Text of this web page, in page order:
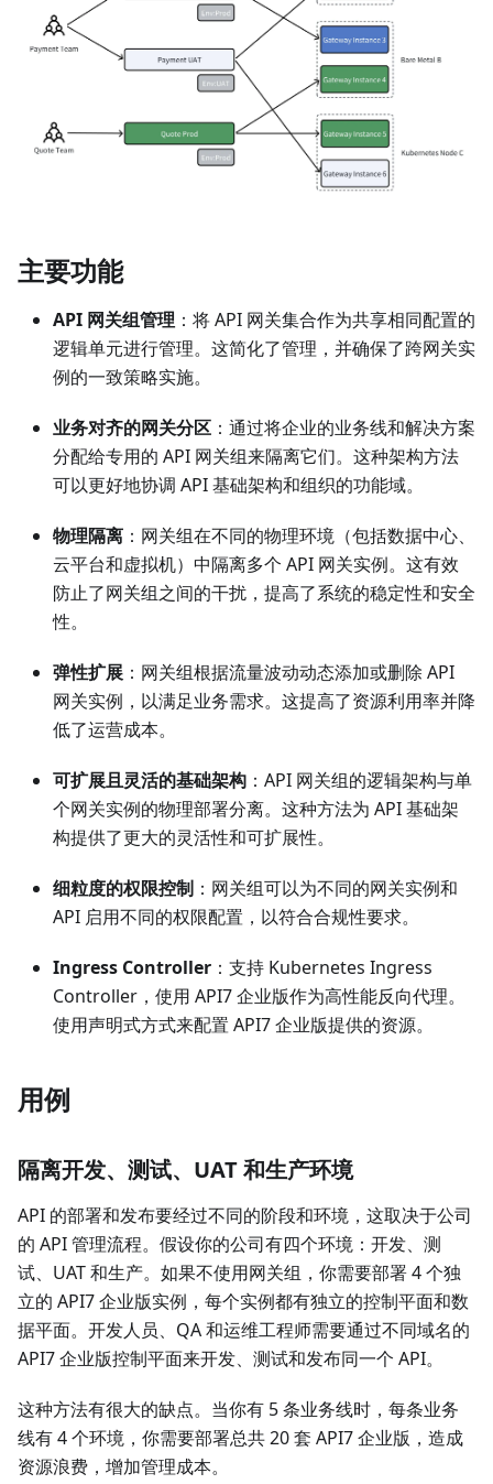
主要功能
API 网关组管理：将 API 网关集合作为共享相同配置的
逻辑单元进行管理。这简化了管理，并确保了跨网关实
例的一致策略实施。
业务对齐的网关分区 ：通过将企业的业务线和解决方案
分配给专用的 API 网关组来隔离它们。这种架构方法
可以更好地协调 API 基础架构和组织的功能域。
物理隔离 ：网关组在不同的物理环境（包括数据中心、
云平台和虚拟机）中隔离多个 API 网关实例。这有效
防止了网关组之间的干扰，提高了系统的稳定性和安全
性。
弹性扩展 ：网关组根据流量波动动态添加或删除 API
网关实例，以满足业务需求。这提高了资源利用率并降
低了运营成本。
可扩展且灵活的基础架构 ：API 网关组的逻辑架构与单
个网关实例的物理部署分离。这种方法为 API 基础架
构提供了更大的灵活性和可扩展性。
细粒度的权限控制 ：网关组可以为不同的网关实例和
API 启用不同的权限配置，以符合合规性要求。
Ingress Controller ：支持 Kubernetes Ingress
Controller，使用 API7 企业版作为高性能反向代理。
使用声明式方式来配置 API7 企业版提供的资源。
用例
隔离开发、测试、UAT 和生产环境
API 的部署和发布要经过不同的阶段和环境，这取决于公司
的 API 管理流程。假设你的公司有四个环境：开发、测
试、UAT 和生产。如果不使用网关组，你需要部署 4 个独
立的 API7 企业版实例，每个实例都有独立的控制平面和数
据平面。开发人员、QA 和运维工程师需要通过不同域名的
API7 企业版控制平面来开发、测试和发布同一个 API。
这种方法有很大的缺点。当你有 5 条业务线时，每条业务
线有 4 个环境，你需要部署总共 20 套 API7 企业版，造成
资源浪费，增加管理成本。